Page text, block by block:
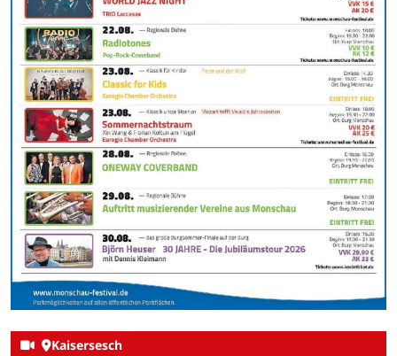
Kaisersesch